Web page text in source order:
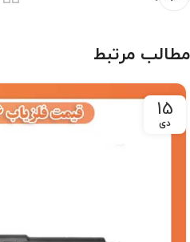
مطالب مرتبط
15
دی